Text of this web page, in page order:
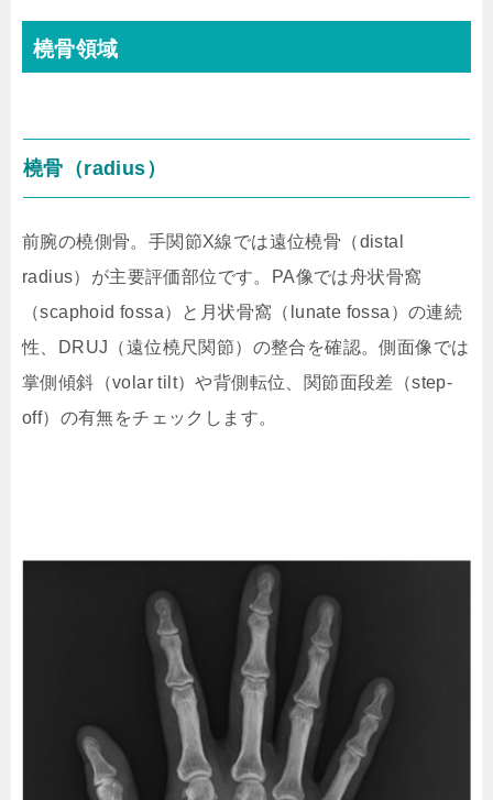
橈骨領域
橈骨（radius）
前腕の橈側骨。手関節X線では遠位橈骨（distal
radius）が主要評価部位です。PA像では舟状骨窩
（scaphoid fossa）と月状骨窩（lunate fossa）の連続
性、DRUJ（遠位橈尺関節）の整合を確認。側面像では
掌側傾斜（volar tilt）や背側転位、関節面段差（step-
off）の有無をチェックします。